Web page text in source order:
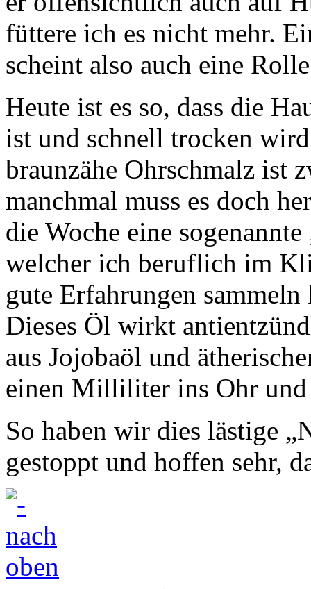
füttere ich es nicht mehr.
scheint also auch eine
Heute ist es so, dass die
ist und schnell trocken
braunzähe Ohrschmalz ist
manchmal muss es doch
die Woche eine
welcher ich beruflich im
gute Erfahrungen sammeln
Dieses Öl wirkt
aus Jojobaöl und
einen Milliliter ins Ohr und
So haben wir dies lästige
gestoppt und hoffen sehr,